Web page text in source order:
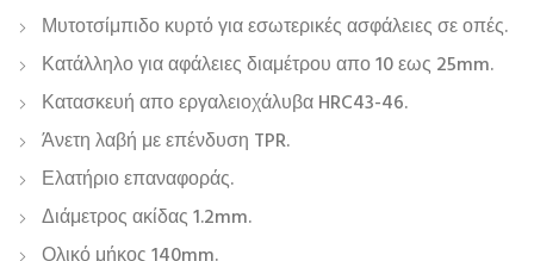
Μυτοτσίμπιδο κυρτό για εσωτερικές ασφάλειες σε οπές.
Κατάλληλο για αφάλειες διαμέτρου απο 10 εως 25mm.
Κατασκευή απο εργαλειοχάλυβα HRC43-46.
Άνετη λαβή με επένδυση TPR.
Ελατήριο επαναφοράς.
Διάμετρος ακίδας 1.2mm.